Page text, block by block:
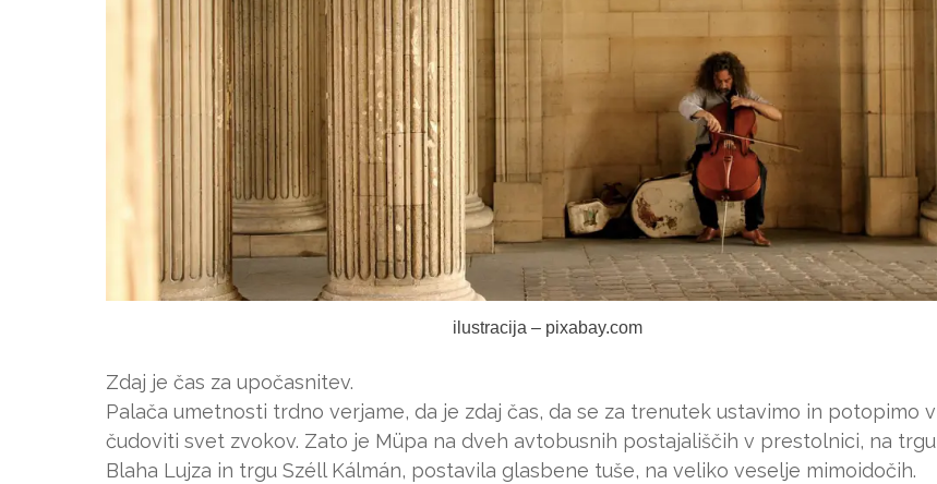
ilustracija – pixabay.com
Zdaj je čas za upočasnitev.
Palača umetnosti trdno verjame, da je zdaj čas, da se za trenutek ustavimo in potopimo v
čudoviti svet zvokov. Zato je Müpa na dveh avtobusnih postajališčih v prestolnici, na trgu
Blaha Lujza in trgu Széll Kálmán, postavila glasbene tuše, na veliko veselje mimoidočih.